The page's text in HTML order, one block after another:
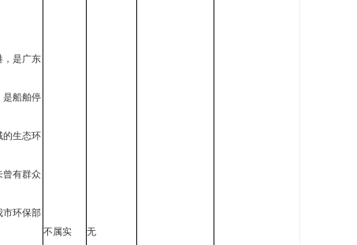
，是广东
是船舶停
的生态环
曾有群众
市环保部
不属实 无